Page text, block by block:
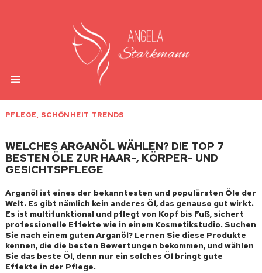
PFLEGE, SCHÖNHEIT TRENDS
WELCHES ARGANÖL WÄHLEN? DIE TOP 7
BESTEN ÖLE ZUR HAAR-, KÖRPER- UND
GESICHTSPFLEGE
Arganöl ist eines der bekanntesten und populärsten Öle der
Welt. Es gibt nämlich kein anderes Öl, das genauso gut wirkt.
Es ist multifunktional und pflegt von Kopf bis Fuß, sichert
professionelle Effekte wie in einem Kosmetikstudio. Suchen
Sie nach einem guten Arganöl? Lernen Sie diese Produkte
kennen, die die besten Bewertungen bekommen, und wählen
Sie das beste Öl, denn nur ein solches Öl bringt gute
Effekte in der Pflege.